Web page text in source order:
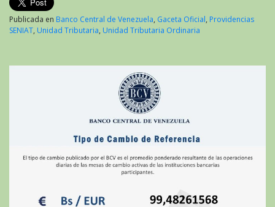
Publicada en Banco Central de Venezuela, Gaceta Oficial, Providencias
SENIAT, Unidad Tributaria, Unidad Tributaria Ordinaria